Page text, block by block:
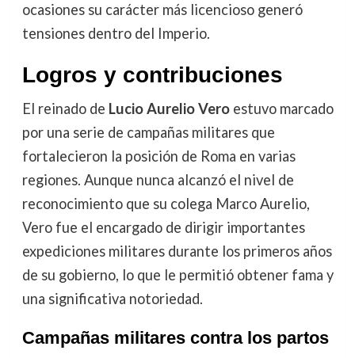
ocasiones su carácter más licencioso generó
tensiones dentro del Imperio.
Logros y contribuciones
El reinado de Lucio Aurelio Veroestuvo marcado
por una serie de campañas militares que
fortalecieron la posición de Roma en varias
regiones. Aunque nunca alcanzó el nivel de
reconocimiento que su colega Marco Aurelio,
Vero fue el encargado de dirigir importantes
expediciones militares durante los primeros años
de su gobierno, lo que le permitió obtener fama y
una significativa notoriedad.
Campañas militares contra los partos